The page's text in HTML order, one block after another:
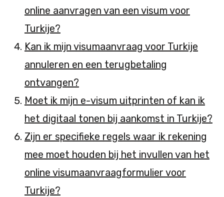
online aanvragen van een visum voor
Turkije?
Kan ik mijn visumaanvraag voor Turkije
annuleren en een terugbetaling
ontvangen?
Moet ik mijn e-visum uitprinten of kan ik
het digitaal tonen bij aankomst in Turkije?
Zijn er specifieke regels waar ik rekening
mee moet houden bij het invullen van het
online visumaanvraagformulier voor
Turkije?